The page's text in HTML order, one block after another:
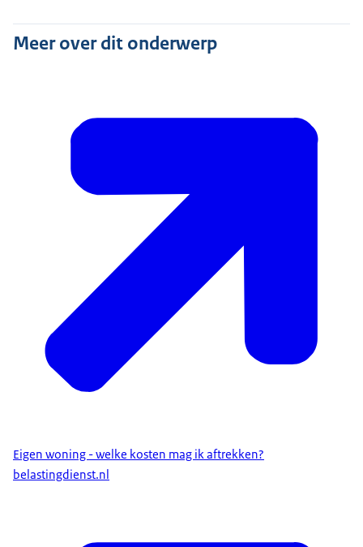
Meer over dit onderwerp
Eigen woning - welke kosten mag ik aftrekken?
belastingdienst.nl